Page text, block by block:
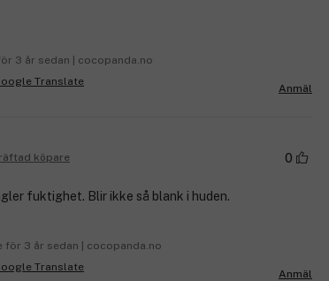
3 år sedan | cocopanda.no
Anmäl
köpare 0
fuktighet. Blir ikke så blank i huden.
för 3 år sedan | cocopanda.no
Anmäl